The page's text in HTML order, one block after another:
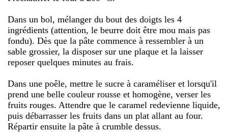
Dans un bol, mélanger du bout des doigts les 4
ingrédients (attention, le beurre doit être mou mais pas
fondu). Dès que la pâte commence à ressembler à un
sable grossier, la disposer sur une plaque et la laisser
reposer quelques minutes au frais.
Dans une poêle, mettre le sucre à caraméliser et lorsqu'il
prend une belle couleur rousse et homogène, verser les
fruits rouges. Attendre que le caramel redevienne liquide,
puis débarrasser les fruits dans un plat allant au four.
Répartir ensuite la pâte à crumble dessus.